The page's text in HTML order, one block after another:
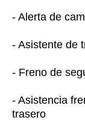
- Alerta de
- Asistente de
- Freno de
- Asistencia
trasero